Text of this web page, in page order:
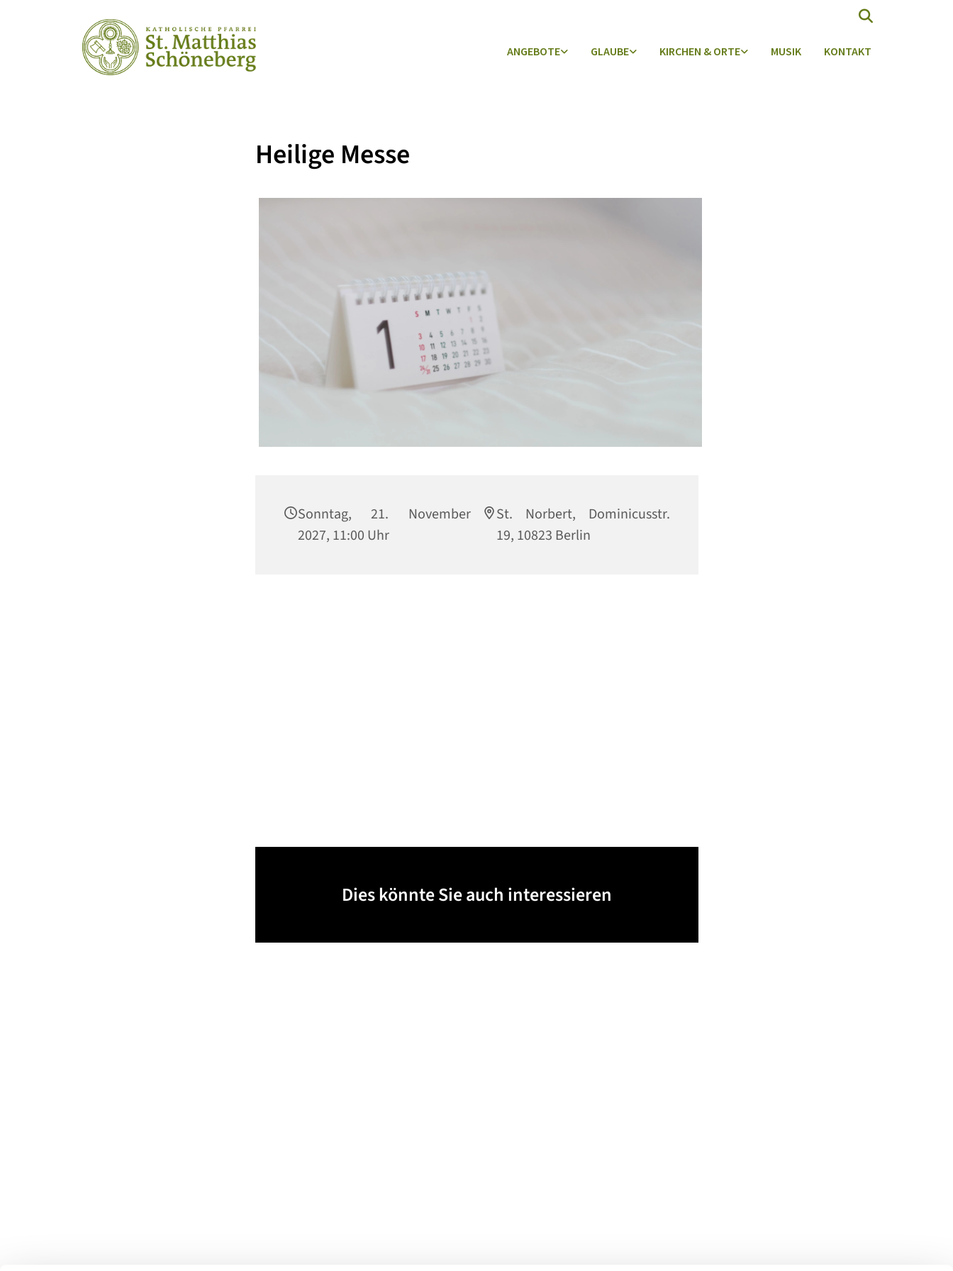
ANGEBOTE GLAUBE KIRCHEN & ORTE MUSIK KONTAKT
Heilige Messe
Sonntag, 21. November
2027, 11:00 Uhr
St. Norbert, Dominicusstr.
19, 10823 Berlin
Dies könnte Sie auch interessieren